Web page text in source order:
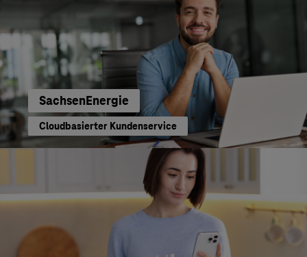
SachsenEnergie
Cloudbasierter Kundenservice